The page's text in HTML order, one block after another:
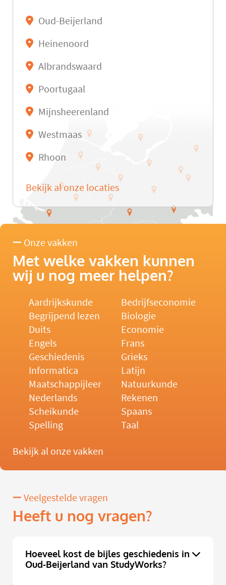
Oud-Beijerland
Heinenoord
Albrandswaard
Poortugaal
Mijnsheerenland
Westmaas
Rhoon
Bekijk al onze locaties
Onze vakken
Met welke vakken kunnen
wij u nog meer helpen?
Aardrijkskunde
Bedrijfseconomie
Begrijpend lezen
Biologie
Duits
Economie
Engels
Frans
Geschiedenis
Grieks
Informatica
Latijn
Maatschappijleer
Natuurkunde
Nederlands
Rekenen
Scheikunde
Spaans
Spelling
Taal
Bekijk al onze vakken
Veelgestelde vragen
Heeft u nog vragen?
Hoeveel kost de bijles geschiedenis in
Oud-Beijerland van StudyWorks?